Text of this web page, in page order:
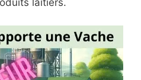
laitiers.